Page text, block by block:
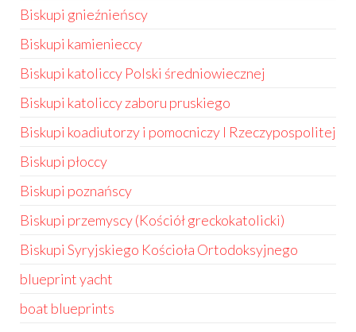
Biskupi gnieźnieńscy
Biskupi kamienieccy
Biskupi katoliccy Polski średniowiecznej
Biskupi katoliccy zaboru pruskiego
Biskupi koadiutorzy i pomocniczy I Rzeczypospolitej
Biskupi płoccy
Biskupi poznańscy
Biskupi przemyscy (Kościół greckokatolicki)
Biskupi Syryjskiego Kościoła Ortodoksyjnego
blueprint yacht
boat blueprints